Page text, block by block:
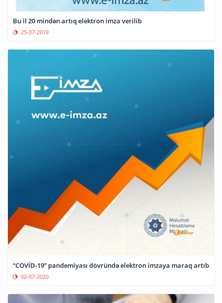
Bu il 20 mindən artıq elektron imza verilib
25-07-2019
“COVİD-19” pandemiyası dövründə elektron imzaya maraq artıb
02-07-2020